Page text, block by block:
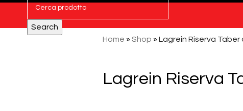
Search
Home » Shop » Lagrein Riserva Taber
Lagrein Riserva